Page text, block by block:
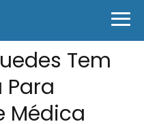
Tem
Para
Médica